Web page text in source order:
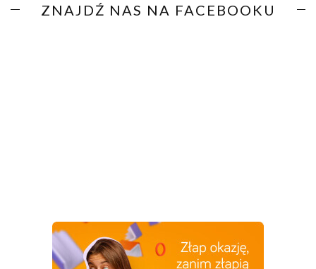
ZNAJDŹ NAS NA FACEBOOKU